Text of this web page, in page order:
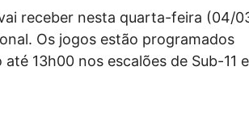
receber nesta quarta-feira (04/
Os jogos estão programados
13h00 nos escalões de Sub-11 e